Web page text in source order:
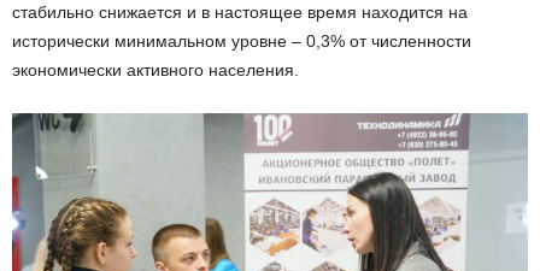
стабильно снижается и в настоящее время находится на
исторически минимальном уровне – 0,3% от численности
экономически активного населения.